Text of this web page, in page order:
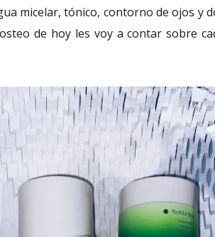
micelar, tónico, contorno de ojos y
de hoy les voy a contar sobre